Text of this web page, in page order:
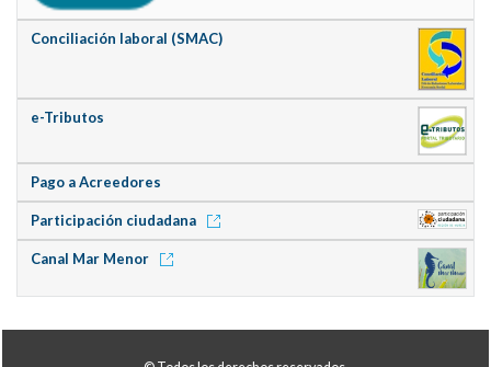
Conciliación laboral (SMAC)
e-Tributos
Pago a Acreedores
Participación ciudadana
Canal Mar Menor